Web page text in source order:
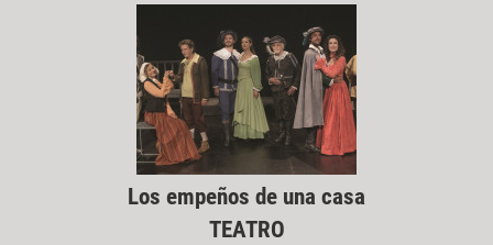
Los empeños de una casa
TEATRO